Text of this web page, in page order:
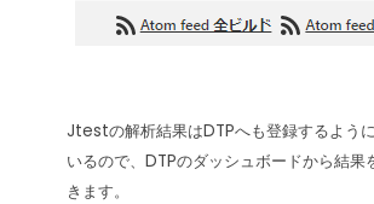
Jtestの解析結果はDTPへも登録するよう
いるので、DTPのダッシュボードから結果
きます。